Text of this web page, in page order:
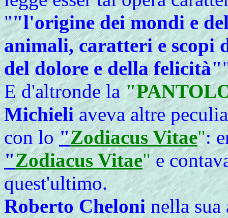
""l'origine dei mondi e
animali, caratteri e scopi
del dolore e della felicità"
E d'altronde la
Michieliaveva altre
con lo"Zodiacus Vitae":
"Zodiacus Vitae"e
quest'ultimo.
Roberto Cheloninella sua